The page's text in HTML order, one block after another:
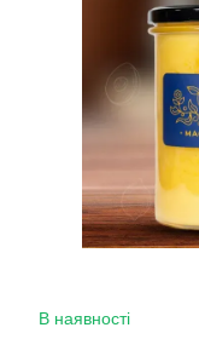
В наявності